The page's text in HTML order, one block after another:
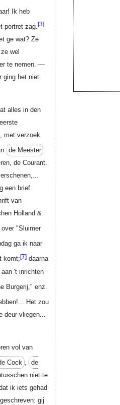
Ik heb
portret zag.[3]
ge wat? Ze
wel
te nemen. —
ging het niet:
alles in den
met verzoek
de Meester :
de Courant.
een brief
van
Holland &
"Sluimer
ga ik naar
komt;[7]daarna
't inrichten
Burgerij," enz.
Het zou
deur vliegen...
vol van
Cock , de
niet te
ik iets gehad
geschreven: gij